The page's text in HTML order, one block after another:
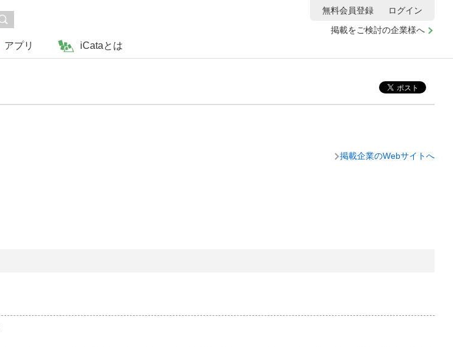
アプリ iCataとは
掲載をご検討の企業様へ
無料会員登録 ログイン
掲載企業のWebサイトへ